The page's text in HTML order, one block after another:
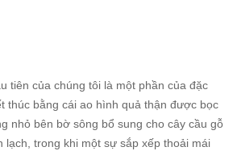
tiên của chúng tôi là một phần của đặc
thúc bằng cái ao hình quả thận được bọc
nhỏ bên bờ sông bổ sung cho cây cầu gỗ
lạch, trong khi một sự sắp xếp thoải mái